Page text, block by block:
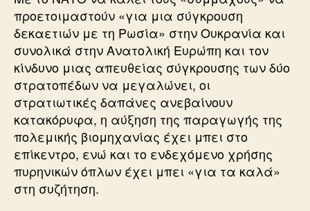
προετοιμαστούν «για μια σύγκρουση
δεκαετιών με τη Ρωσία» στην Ουκρανία και
συνολικά στην Ανατολική Ευρώπη και τον
κίνδυνο μιας απευθείας σύγκρουσης των δύο
στρατοπέδων να μεγαλώνει, οι
στρατιωτικές δαπάνες ανεβαίνουν
κατακόρυφα, η αύξηση της παραγωγής της
πολεμικής βιομηχανίας έχει μπει στο
επίκεντρο, ενώ και το ενδεχόμενο χρήσης
πυρηνικών όπλων έχει μπει «για τα καλά»
στη συζήτηση.